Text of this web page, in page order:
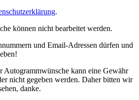
.
können nicht bearbeitet werden.
und Email-Adressen dürfen und
Autogrammwünsche kann eine Gewähr
nicht gegeben werden. Daher bitten wir
danke.